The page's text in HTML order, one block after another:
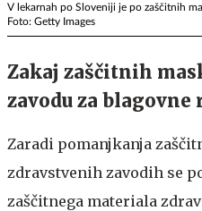
V lekarnah po Sloveniji je po zaščitnih
Foto: Getty Images
Zakaj zaščitnih
zavodu za blagovne
Zaradi pomanjkanja
zdravstvenih zavodih se
zaščitnega materiala